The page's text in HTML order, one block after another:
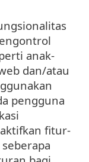
anak-
dan/atau
pengguna
fitur-